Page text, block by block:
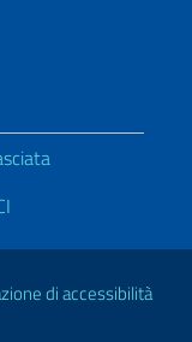
di accessibilità